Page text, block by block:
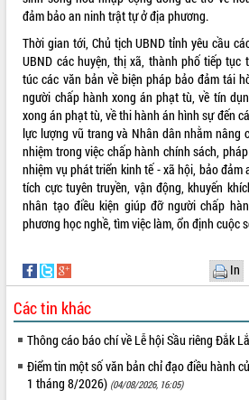
Hội thảo khoa học “Giải pháp thúc đẩy
phát triển nền kinh tế xanh tại tỉnh
Đắk Lắk”
Tăng cường giám sát, đôn đốc thực
hiện nhiệm vụ quản lý tài sản công
hàng tuần
Tháo gỡ những vướng mắc, đẩy mạnh
công tác cải cách thủ tục hành chính
tại Trung tâm Phục vụ hành chính
công tỉnh
Đắk Lắk: Tôn vinh 46 giải pháp tại Hội
thi Sáng tạo Kỹ thuật 2024 - 2025
về phát triển nuôi trồng thủy sản
Trương Công Thái kiểm tra thực địa
Thuột
Định vị cà phê Việt Nam như một “di
sản sống” trong dòng chảy toàn cầu
đảm bảo an ninh trật tự ở địa phương.
Thời gian tới, Chủ tịch UBND tỉnh yêu cầu
UBND các huyện, thị xã, thành phố tiếp tục
túc các văn bản về biện pháp bảo đảm tái
người chấp hành xong án phạt tù, về tín
xong án phạt tù, về thi hành án hình sự đến
lực lượng vũ trang và Nhân dân nhằm nâng
nhiệm trong việc chấp hành chính sách,
nhiệm vụ phát triển kinh tế - xã hội, bảo
tích cực tuyên truyền, vận động, khuyến
nhân tạo điều kiện giúp đỡ người chấp
phương học nghề, tìm việc làm, ổn định cuộc
In
Các tin khác
Thông cáo báo chí về Lễ hội Sầu riêng Đắk
Điểm tin một số văn bản chỉ đạo điều hành
1 tháng 8/2026) (04/08/2026, 16:05)